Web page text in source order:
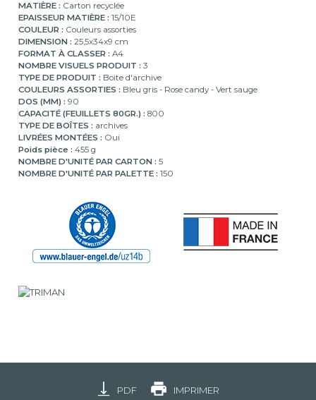
MATIÈRE : Carton recyclée
EPAISSEUR MATIÈRE : 15/10E
COULEUR : Couleurs assorties
DIMENSION : 25,5x34x9 cm
FORMAT À CLASSER : A4
NOMBRE VISUELS PRODUIT : 3
TYPE DE PRODUIT : Boite d'archive
COULEURS ASSORTIES : Bleu gris - Rose candy - Vert sauge
DOS (MM) : 90
CAPACITÉ (FEUILLETS 80GR.) : 800
TYPE DE BOÎTES : archives
LIVRÉES MONTÉES : Oui
Poids pièce : 455 g
NOMBRE D'UNITÉ PAR CARTON : 5
NOMBRE D'UNITÉ PAR PALETTE : 150
PDF IMPRIMER